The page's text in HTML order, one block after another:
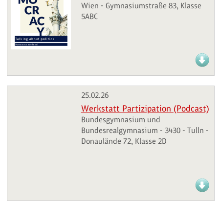
Wien - Gymnasiumstraße 83, Klasse
5ABC
25.02.26
Werkstatt Partizipation (Podcast)
Bundesgymnasium und
Bundesrealgymnasium - 3430 - Tulln -
Donaulände 72, Klasse 2D